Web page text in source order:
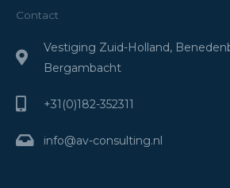
Contact
Vestiging Zuid-Holland,
Bergambacht
+31(0)182-352311
info@av-consulting.nl